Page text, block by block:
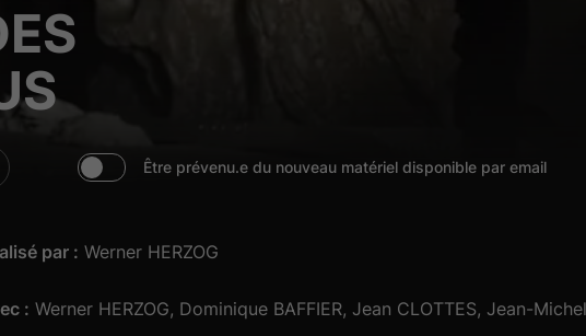
Être prévenu.e du nouveau matériel disponible par email
par : Werner HERZOG
: Werner HERZOG, Dominique BAFFIER, Jean CLOTTES, Jean-